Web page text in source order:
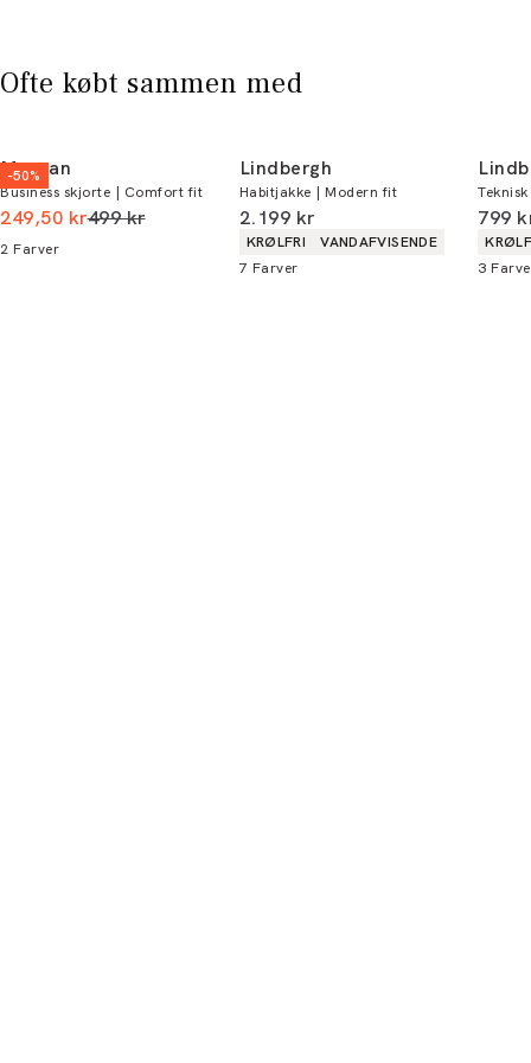
Ofte købt sammen med
-50%
Morgan
Business skjorte | Comfort fit
249,50 krI alt (uden rabat)
499 kr
2 Farver
Lindbergh
Habitjakke | Modern fit
I alt (inkl. rabat)
2.199 kr
Produkt egenskaber
KRØLFRI
VANDAFVISENDE
7 Farver
I alt
799
3